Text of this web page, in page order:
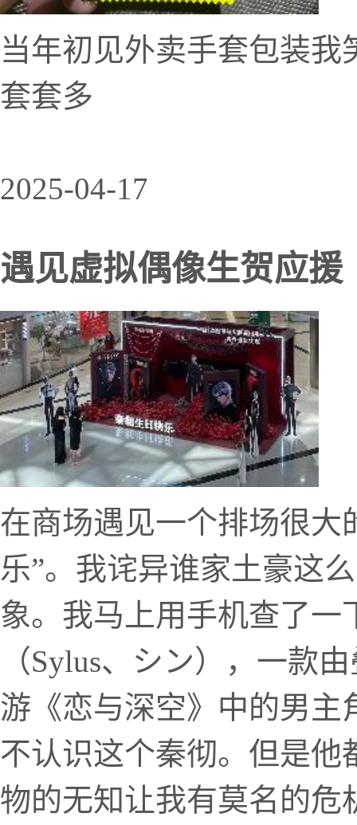
当年初见外卖手套包装
套套多
2025-04-17
遇见虚拟偶像生贺应援
在商场遇见一个排场很大
乐”。我诧异谁家土豪这
象。我马上用手机查了一
（Sylus、シン），一款
游《恋与深空》中的男主
不认识这个秦彻。但是
物的无知让我有莫名的危